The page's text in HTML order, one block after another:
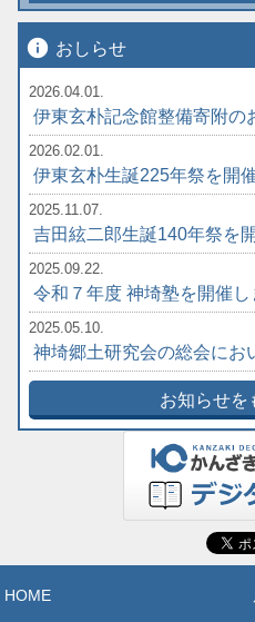
info おしらせ
2026.04.01.
伊東玄朴記念館整備寄附の
2026.02.01.
伊東玄朴生誕225年祭を開
2025.11.07.
吉田絃二郎生誕140年祭を
2025.09.22.
令和７年度 神埼塾を開催し
2025.05.10.
神埼郷土研究会の総会にお
お知らせを
HOME